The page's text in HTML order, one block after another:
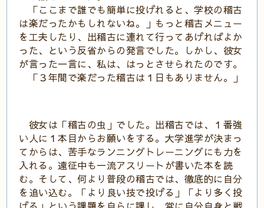
「ここまで誰でも簡単に投げれると、学校の稽古
は楽だったかもしれないね。」もっと稽古メニュー
を工夫したり、出稽古に連れて行ってあげればよか
った、という反省からの発言でした。しかし、彼女
が言った一言に、私は、はっとさせられたのです。
「３年間で楽だった稽古は１日もありません。」
彼女は「稽古の虫」でした。出稽古では、１番強
い人に１本目からお願いをする。大学進学が決まっ
てからは、苦手なランニングトレーニングにも力を
入れる。遠征中も一流アスリートが書いた本を読
む。そして、何より普段の稽古では、徹底的に自分
を追い込む。「より良い技で投げる」「より多く投